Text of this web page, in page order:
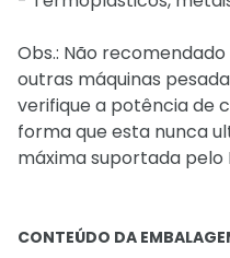
Obs.: Não
outras máquinas
verifique a potência de
forma que esta nunca
máxima suportada pelo
CONTEÚDO DA